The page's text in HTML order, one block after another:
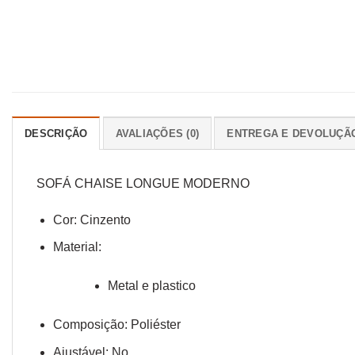
DESCRIÇÃO AVALIAÇÕES (0) ENTREGA E
SOFÁ CHAISE LONGUE MODERNO
Cor: Cinzento
Material:
Metal e plastico
Composição: Poliéster
Ajustável: No